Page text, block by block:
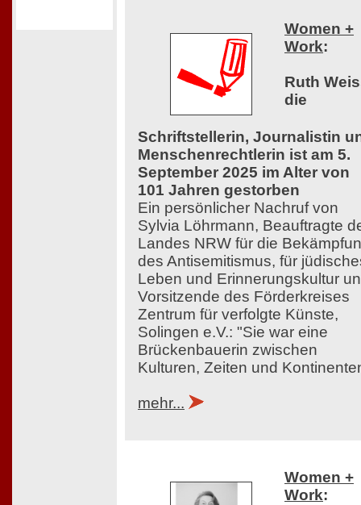
Women +
Work:
Ruth
die
Schriftstellerin, Journalistin
Menschenrechtlerin ist am 5.
September 2025 im Alter von
101 Jahren gestorben
Ein persönlicher Nachruf von
Sylvia Löhrmann, Beauftragte
Landes NRW für die
des Antisemitismus, für
Leben und Erinnerungskultur
Vorsitzende des Förderkreises
Zentrum für verfolgte Künste,
Solingen e.V.: "Sie war eine
Brückenbauerin zwischen
Kulturen, Zeiten und
mehr...
Women +
Work: